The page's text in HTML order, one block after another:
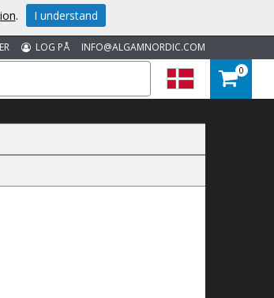
INFO@ALGAMNORDIC.COM
LOG PÅ
0
. I understand